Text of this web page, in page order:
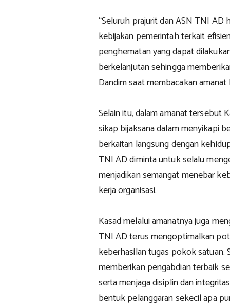
“Seluruh prajurit dan ASN TNI
kebijakan pemerintah terkait
penghematan yang dapat
berkelanjutan sehingga
Dandim saat membacakan amanat
Selain itu, dalam amanat tersebut
sikap bijaksana dalam menyikapi
berkaitan langsung dengan
TNI AD diminta untuk selalu
menjadikan semangat menebar
kerja organisasi.
Kasad melalui amanatnya juga
TNI AD terus mengoptimalkan
keberhasilan tugas pokok satuan.
memberikan pengabdian terbaik
serta menjaga disiplin dan
bentuk pelanggaran sekecil apa